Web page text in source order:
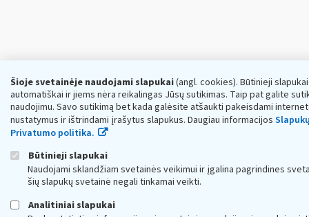
Šioje svetainėje naudojami slapukai(angl. cookies). Būtinieji
automatiškai ir jiems nėra reikalingas Jūsų sutikimas. Taip pat galite
naudojimu. Savo sutikimą bet kada galėsite atšaukti pakeisdami
nustatymus ir ištrindami įrašytus slapukus. Daugiau informacijos
Privatumo politika.
Būtinieji slapukai
Naudojami sklandžiam svetainės veikimui ir įgalina pagrindines
šių slapukų svetainė negali tinkamai veikti.
Analitiniai slapukai